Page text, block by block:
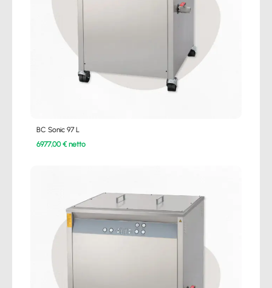
BC Sonic 97 L
6977,00 € netto